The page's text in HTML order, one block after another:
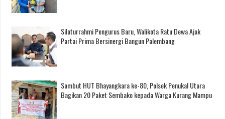
Silaturrahmi Pengurus Baru, Walikota Ratu Dewa Ajak
Partai Prima Bersinergi Bangun Palembang
Sambut HUT Bhayangkara ke-80, Polsek Penukal Utara
Bagikan 20 Paket Sembako kepada Warga Kurang Mampu